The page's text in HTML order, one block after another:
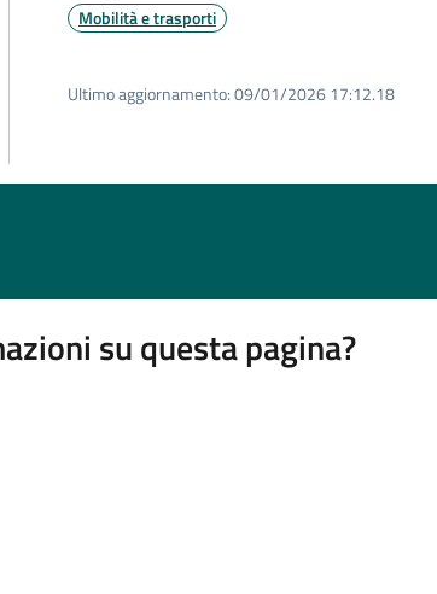
Mobilità e trasporti
Ultimo aggiornamento:09/01/2026 17:12.18
su questa pagina?